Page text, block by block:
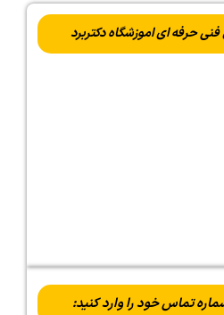
حرفه ای اموزشگاه دکتربرد
تماس خود را وارد کنید: